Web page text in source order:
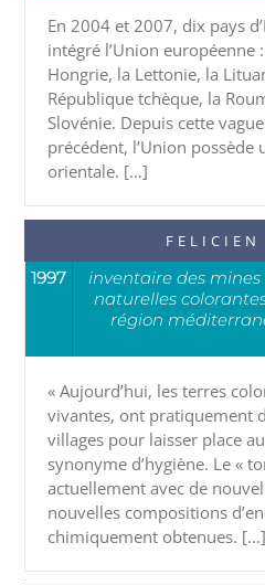
En 2004 et 2007, dix pays
intégré l’Union européenne
Hongrie, la Lettonie, la
République tchèque, la
Slovénie. Depuis cette
précédent, l’Union
orientale. […]
FELICIEN
1997
inventaire des mines
naturelles
région
« Aujourd’hui, les terres
vivantes, ont pratiquement
villages pour laisser place
synonyme d’hygiène. Le «
actuellement avec de
nouvelles compositions
chimiquement obtenues. […]